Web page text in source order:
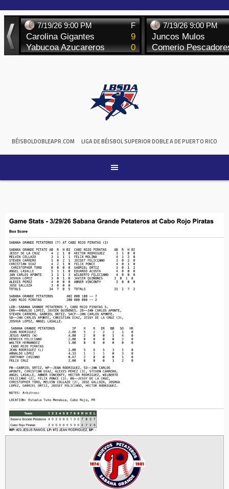
to
content
BÉISBOLDOBLEAPR.COM LIGA DE BÉISBOL SUPERIOR DOBLE A DE PUERTO RICO